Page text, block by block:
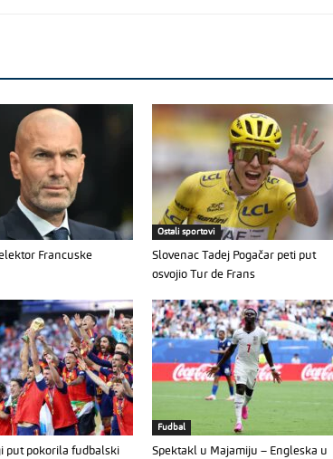
Francuske
Ostali sportovi
Slovenac Tadej Pogačar peti put
osvojio Tur de Frans
put pokorila fudbalski
Fudbal
Spektakl u Majamiju – Engleska u